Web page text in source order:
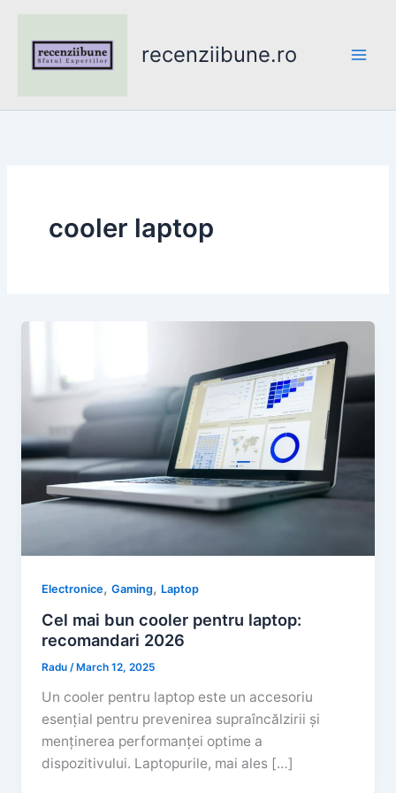
content
recenziibune.ro
cooler laptop
Electronice,Gaming, Laptop
Cel mai bun cooler pentru laptop:
recomandari 2026
Radu/March 12, 2025
Un cooler pentru laptop este un accesoriu
esențial pentru prevenirea supraîncălzirii și
menținerea performanței optime a
dispozitivului. Laptopurile, mai ales […]